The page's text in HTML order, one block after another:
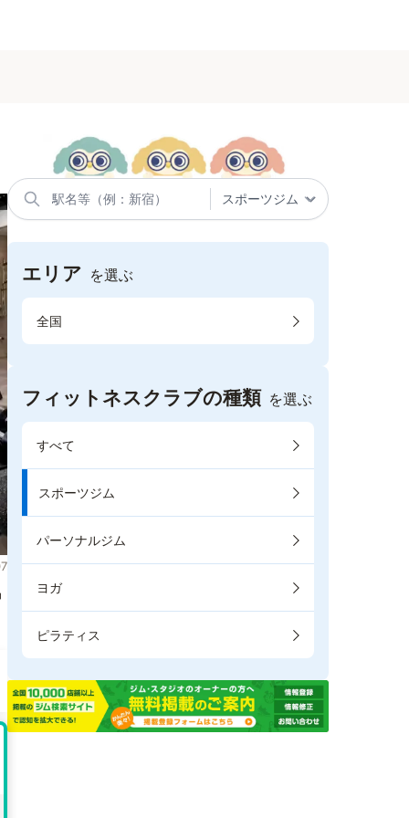
エリア を選ぶ
全国
フィットネスクラブの種類 を選ぶ
すべて
スポーツジム
パーソナルジム
ヨガ
ピラティス